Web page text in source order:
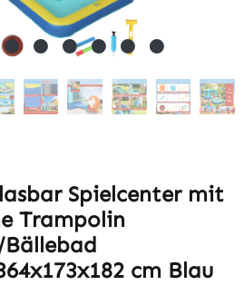
Spielcenter mit
Trampolin
Bällebad
cm Blau